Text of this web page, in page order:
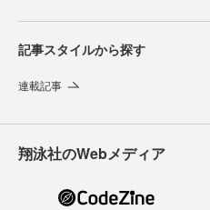
記事スタイルから探す
連載記事
翔泳社のWebメディア